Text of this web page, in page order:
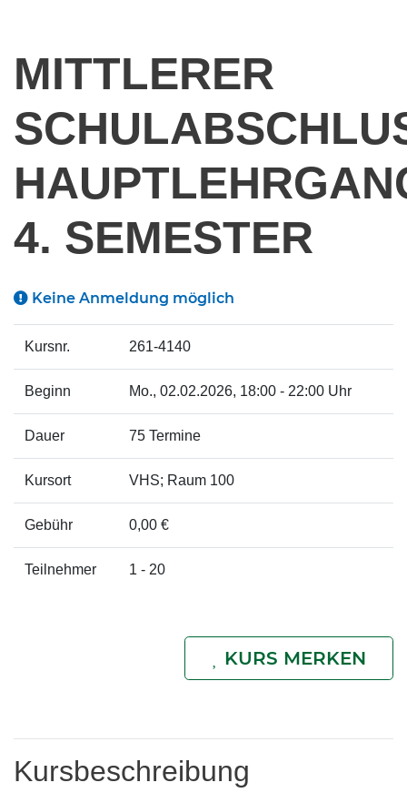
MITTLERER
4. SEMESTER
Keine Anmeldung möglich
Kursnr. 261-4140
Beginn Mo., 02.02.2026, 18:00 - 22:00 Uhr
Dauer 75 Termine
Kursort VHS; Raum 100
Gebühr 0,00 €
Teilnehmer 1 - 20
KURS MERKEN
Kursbeschreibung